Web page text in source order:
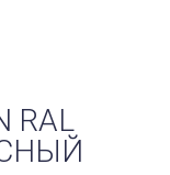
RAL